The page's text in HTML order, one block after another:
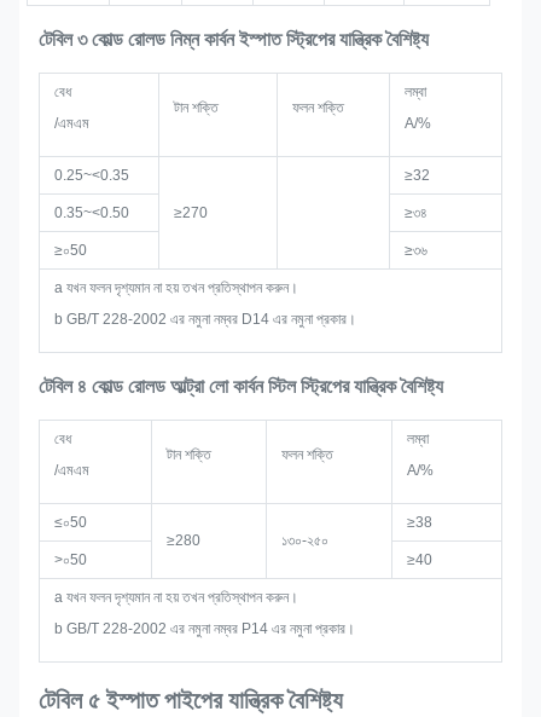
টেবিল ৩ কোল্ড রোলড নিম্ন কার্বন ইস্পাত স্ট্রিপের যান্ত্রিক বৈশিষ্ট্য
বেধ
/এমএম
টান শক্তি ফলন শক্তি
লম্বা
A/%
0.25~<0.35
≥270
≥32
0.35~<0.50 ≥৩৪
≥০50 ≥৩৬
a যখন ফলন দৃশ্যমান না হয় তখন প্রতিস্থাপন করুন।
b GB/T 228-2002 এর নমুনা নম্বর D14 এর নমুনা প্রকার।
টেবিল ৪ কোল্ড রোলড আল্ট্রা লো কার্বন স্টিল স্ট্রিপের যান্ত্রিক বৈশিষ্ট্য
বেধ
/এমএম
টান শক্তি ফলন শক্তি
লম্বা
A/%
≤০50
≥280
১৩০-২৫০
≥38
>০50 ≥40
a যখন ফলন দৃশ্যমান না হয় তখন প্রতিস্থাপন করুন।
b GB/T 228-2002 এর নমুনা নম্বর P14 এর নমুনা প্রকার।
টেবিল ৫ ইস্পাত পাইপের যান্ত্রিক বৈশিষ্ট্য